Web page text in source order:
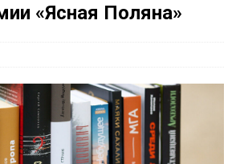
«Ясная Поляна»